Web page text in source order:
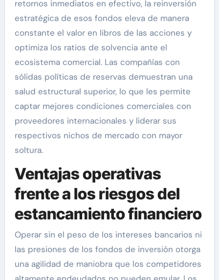
retornos inmediatos en efectivo, la reinversión
estratégica de esos fondos eleva de manera
constante el valor en libros de las acciones y
optimiza los ratios de solvencia ante el
ecosistema comercial. Las compañías con
sólidas políticas de reservas demuestran una
salud estructural superior, lo que les permite
captar mejores condiciones comerciales con
proveedores internacionales y liderar sus
respectivos nichos de mercado con mayor
soltura.
Ventajas operativas
frente a los riesgos del
estancamiento financiero
Operar sin el peso de los intereses bancarios ni
las presiones de los fondos de inversión otorga
una agilidad de maniobra que los competidores